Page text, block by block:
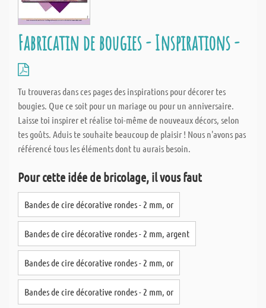
Fabricatin de bougies - Inspirations -
Tu trouveras dans ces pages des inspirations pour décorer tes
bougies. Que ce soit pour un mariage ou pour un anniversaire.
Laisse toi inspirer et réalise toi-même de nouveaux décors, selon
tes goûts. Aduis te souhaite beaucoup de plaisir ! Nous n'avons pas
référencé tous les éléments dont tu aurais besoin.
Pour cette idée de bricolage, il vous faut
Bandes de cire décorative rondes - 2 mm, or
Bandes de cire décorative rondes - 2 mm, argent
Bandes de cire décorative rondes - 2 mm, or
Bandes de cire décorative rondes - 2 mm, or